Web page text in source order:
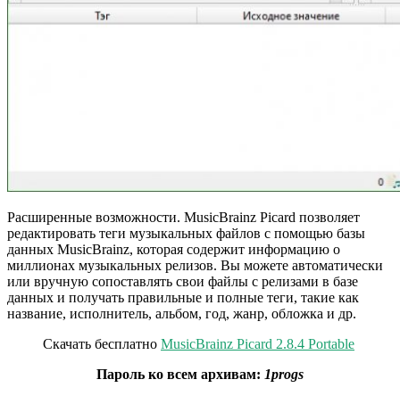
Расширенные возможности. MusicBrainz Picard позволяет
редактировать теги музыкальных файлов с помощью базы
данных MusicBrainz, которая содержит информацию о
миллионах музыкальных релизов. Вы можете автоматически
или вручную сопоставлять свои файлы с релизами в базе
данных и получать правильные и полные теги, такие как
название, исполнитель, альбом, год, жанр, обложка и др.
Скачать бесплатно MusicBrainz Picard 2.8.4 Portable
Пароль ко всем архивам: 1progs